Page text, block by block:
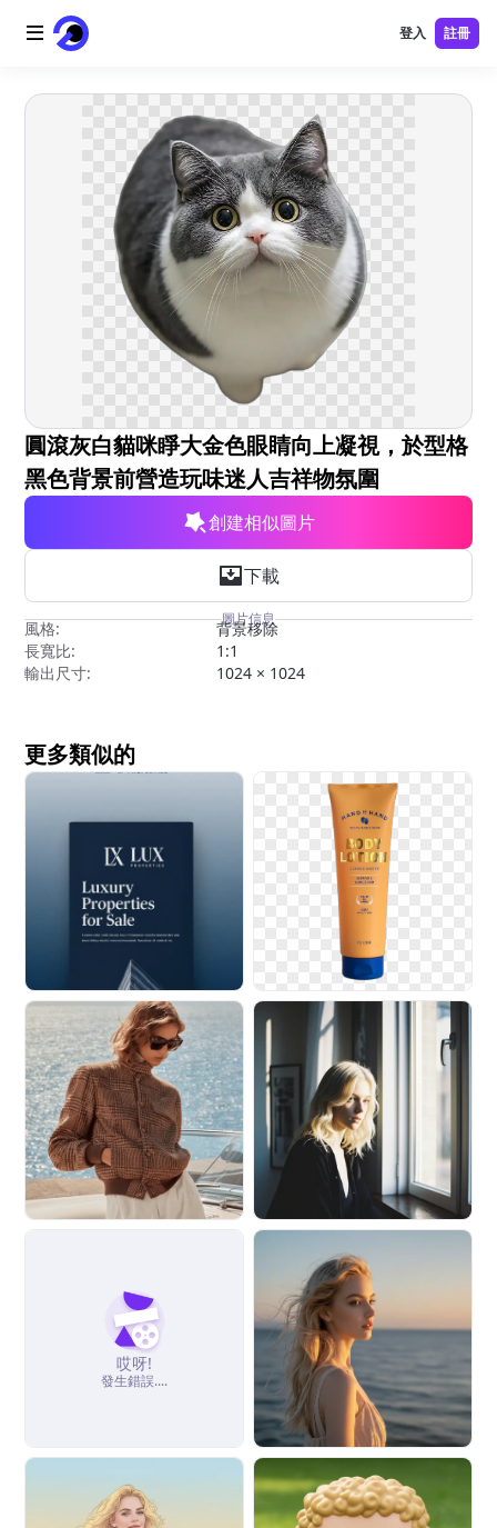
首頁
免費工具
登入 註冊
圓滾灰白貓咪睜大金色眼睛向上凝視，於型格
黑色背景前營造玩味迷人吉祥物氛圍
創建相似圖片
下載
圖片信息
風格:
背景移除
長寬比:
1:1
輸出尺寸:
1024 × 1024
更多類似的
哎呀!
發生錯誤....